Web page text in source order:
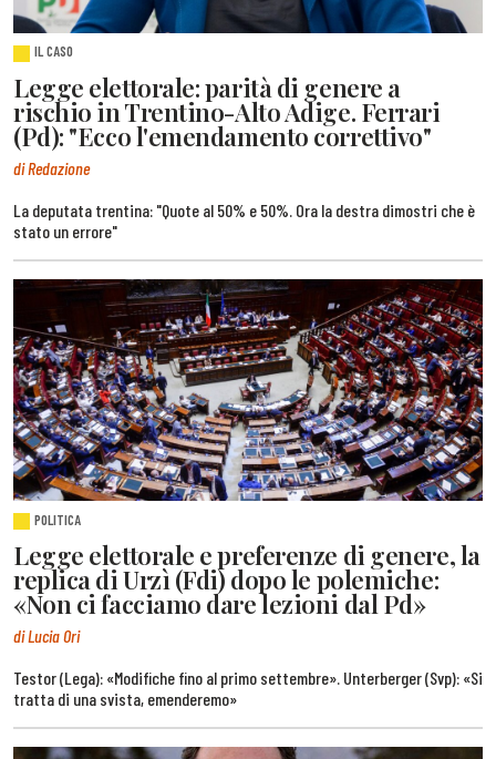
IL CASO
Legge elettorale: parità di genere a
rischio in Trentino-Alto Adige. Ferrari
(Pd): "Ecco l'emendamento correttivo"
di Redazione
La deputata trentina: "Quote al 50% e 50%. Ora la destra dimostri che è
stato un errore"
POLITICA
Legge elettorale e preferenze di genere, la
replica di Urzì (Fdi) dopo le polemiche:
«Non ci facciamo dare lezioni dal Pd»
di Lucia Ori
Testor (Lega): «Modifiche fino al primo settembre». Unterberger (Svp): «Si
tratta di una svista, emenderemo»